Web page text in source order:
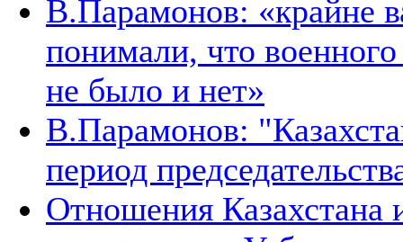
В.Парамонов: «крайне
понимали, что
не было и нет»
В.Парамонов:
период
Отношения Казахстана